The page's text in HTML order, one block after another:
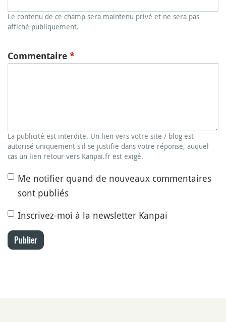
Le contenu de ce champ sera maintenu privé et ne sera pas
affiché publiquement.
Commentaire *
La publicité est interdite. Un lien vers votre site / blog est
autorisé uniquement s'il se justifie dans votre réponse, auquel
cas un lien retour vers Kanpai.fr est exigé.
Me notifier quand de nouveaux commentaires
sont publiés
Inscrivez-moi à la newsletter Kanpai
Publier